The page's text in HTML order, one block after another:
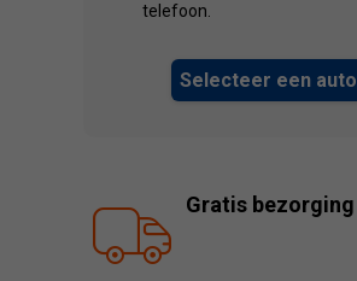
telefoon.
Selecteer een auto
Gratis bezorging